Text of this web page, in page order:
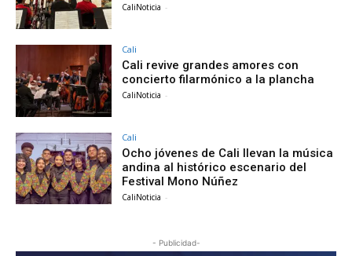
CaliNoticia -
Cali
Cali revive grandes amores con
concierto filarmónico a la plancha
CaliNoticia -
Cali
Ocho jóvenes de Cali llevan la música
andina al histórico escenario del
Festival Mono Núñez
CaliNoticia -
- Publicidad-